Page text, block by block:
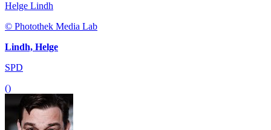
Helge Lindh
© Photothek Media Lab
Lindh, Helge
SPD
()